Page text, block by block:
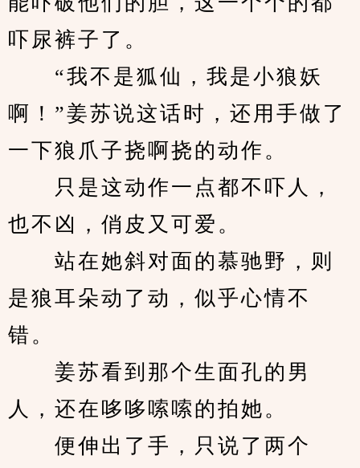
吓尿裤子了。
“我不是狐仙，我是小狼妖
啊！”姜苏说这话时，还用手做了
一下狼爪子挠啊挠的动作。
只是这动作一点都不吓人，
也不凶，俏皮又可爱。
站在她斜对面的慕驰野，则
是狼耳朵动了动，似乎心情不
错。
姜苏看到那个生面孔的男
人，还在哆哆嗦嗦的拍她。
便伸出了手，只说了两个